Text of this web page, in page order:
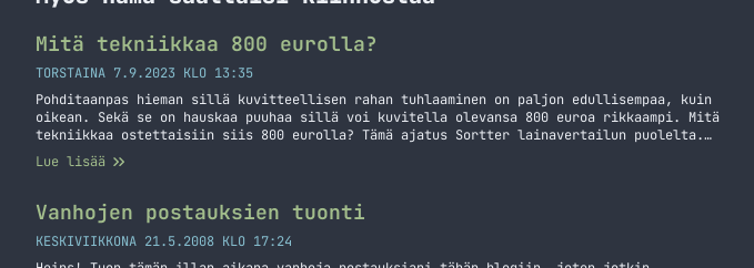
Mitä tekniikkaa 800 eurolla?
TORSTAINA 7.9.2023 KLO 13:35
Pohditaanpas hieman sillä kuvitteellisen rahan tuhlaaminen on paljon edullisempaa, kuin
oikean. Sekä se on hauskaa puuhaa sillä voi kuvitella olevansa 800 euroa rikkaampi. Mitä
tekniikkaa ostettaisiin siis 800 eurolla? Tämä ajatus Sortter lainavertailun puolelta.
Eli leikitäänpäs. Otetaan kaupaksi Gigantin verkkokauppa ja hinnat mitä esitän ovat
olleet hintoja 7.9.2023 ja ne ovat voineet muuttua. Mitä ostetaan?… Jatka lukemista Mitä
Lue lisää
Vanhojen postauksien tuonti
KESKIVIIKKONA 21.5.2008 KLO 17:24